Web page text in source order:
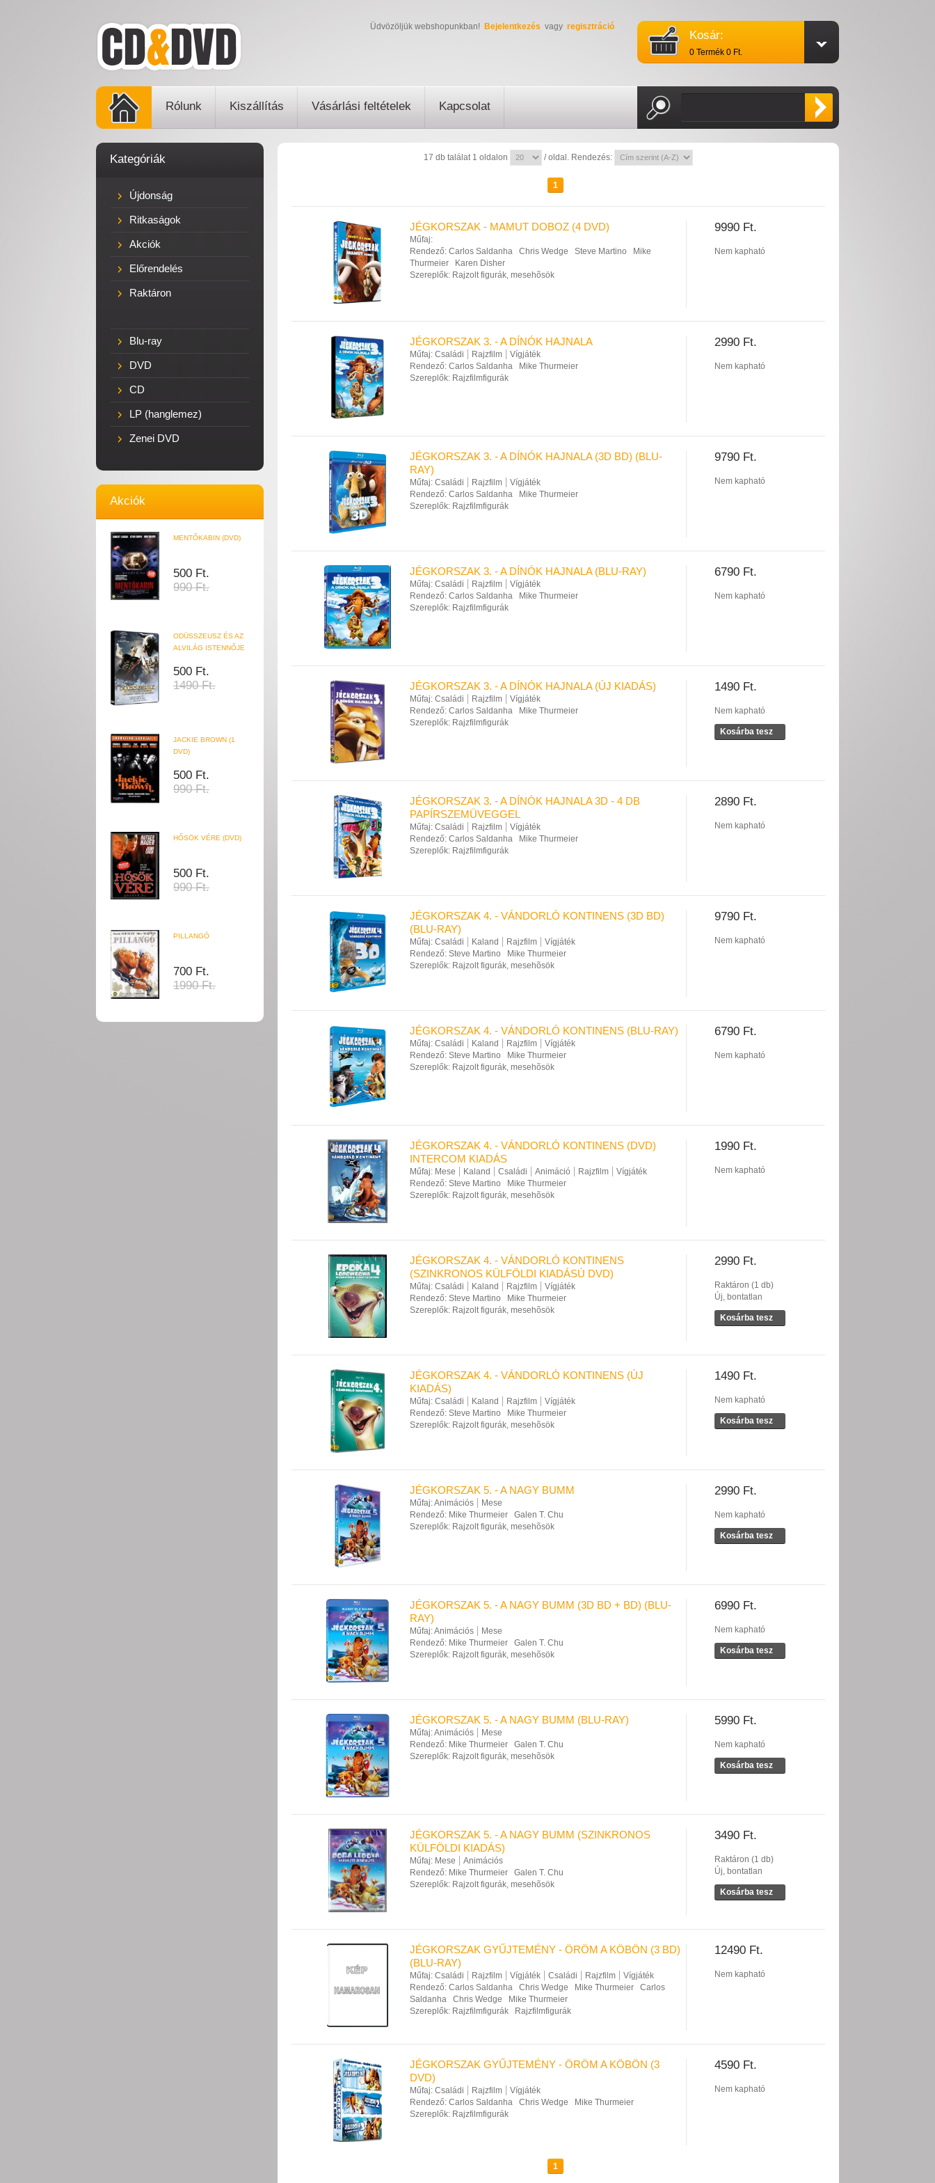
Kosár:
0 Termék 0 Ft.
Üdvözöljük webshopunkban! Bejelentkezés vagy regisztráció
Rólunk Kiszállítás Vásárlási feltételek Kapcsolat
Kategóriák
Újdonság
Ritkaságok
Akciók
Előrendelés
Raktáron
Blu-ray
DVD
CD
LP (hanglemez)
Zenei DVD
Akciók
MENTŐKABIN (DVD)
500 Ft.
990 Ft.
ODÜSSZEUSZ ÉS AZ
ALVILÁG ISTENNŐJE
500 Ft.
1490 Ft.
JACKIE BROWN (1
DVD)
500 Ft.
990 Ft.
HŐSÖK VÉRE (DVD)
500 Ft.
990 Ft.
PILLANGÓ
700 Ft.
1990 Ft.
17 db találat 1 oldalon / oldal. Rendezés:
1
9990 Ft.
Nem kapható
JÉGKORSZAK - MAMUT DOBOZ (4 DVD)
Műfaj:
Rendező: Carlos Saldanha Chris Wedge Steve Martino
Mike
Thurmeier
Karen Disher
Szereplők: Rajzolt figurák, mesehõsök
2990 Ft.
Nem kapható
JÉGKORSZAK 3. - A DÍNÓK HAJNALA
Műfaj: Családi Rajzfilm
Vígjáték
Rendező: Carlos Saldanha
Mike Thurmeier
Szereplők: Rajzfilmfigurák
9790 Ft.
Nem kapható
JÉGKORSZAK 3. - A DÍNÓK HAJNALA (3D BD) (BLU-
RAY)
Műfaj: Családi Rajzfilm
Vígjáték
Rendező: Carlos Saldanha
Mike Thurmeier
Szereplők: Rajzfilmfigurák
6790 Ft.
Nem kapható
JÉGKORSZAK 3. - A DÍNÓK HAJNALA (BLU-RAY)
Műfaj: Családi Rajzfilm
Vígjáték
Rendező: Carlos Saldanha
Mike Thurmeier
Szereplők: Rajzfilmfigurák
1490 Ft.
Nem kapható
Kosárba tesz
JÉGKORSZAK 3. - A DÍNÓK HAJNALA (ÚJ KIADÁS)
Műfaj: Családi Rajzfilm
Vígjáték
Rendező: Carlos Saldanha
Mike Thurmeier
Szereplők: Rajzfilmfigurák
2890 Ft.
Nem kapható
JÉGKORSZAK 3. - A DÍNÓK HAJNALA 3D - 4 DB
PAPÍRSZEMÜVEGGEL
Műfaj: Családi Rajzfilm
Vígjáték
Rendező: Carlos Saldanha
Mike Thurmeier
Szereplők: Rajzfilmfigurák
9790 Ft.
Nem kapható
JÉGKORSZAK 4. - VÁNDORLÓ KONTINENS (3D BD)
(BLU-RAY)
Műfaj: Családi Kaland Rajzfilm
Vígjáték
Rendező: Steve Martino
Mike Thurmeier
Szereplők: Rajzolt figurák, mesehõsök
6790 Ft.
Nem kapható
JÉGKORSZAK 4. - VÁNDORLÓ KONTINENS (BLU-RAY)
Műfaj: Családi Kaland Rajzfilm
Vígjáték
Rendező: Steve Martino
Mike Thurmeier
Szereplők: Rajzolt figurák, mesehõsök
1990 Ft.
Nem kapható
JÉGKORSZAK 4. - VÁNDORLÓ KONTINENS (DVD)
INTERCOM KIADÁS
Műfaj: Mese Kaland Családi Animáció Rajzfilm
Vígjáték
Rendező: Steve Martino
Mike Thurmeier
Szereplők: Rajzolt figurák, mesehõsök
2990 Ft.
Raktáron (1 db)
Új, bontatlan
Kosárba tesz
JÉGKORSZAK 4. - VÁNDORLÓ KONTINENS
(SZINKRONOS KÜLFÖLDI KIADÁSÚ DVD)
Műfaj: Családi Kaland Rajzfilm
Vígjáték
Rendező: Steve Martino
Mike Thurmeier
Szereplők: Rajzolt figurák, mesehõsök
1490 Ft.
Nem kapható
Kosárba tesz
JÉGKORSZAK 4. - VÁNDORLÓ KONTINENS (ÚJ
KIADÁS)
Műfaj: Családi Kaland Rajzfilm
Vígjáték
Rendező: Steve Martino
Mike Thurmeier
Szereplők: Rajzolt figurák, mesehõsök
2990 Ft.
Nem kapható
Kosárba tesz
JÉGKORSZAK 5. - A NAGY BUMM
Műfaj:Animációs
Mese
Rendező: Mike Thurmeier
Galen T. Chu
Szereplők: Rajzolt figurák, mesehõsök
6990 Ft.
Nem kapható
Kosárba tesz
JÉGKORSZAK 5. - A NAGY BUMM (3D BD + BD) (BLU-
RAY)
Műfaj:Animációs
Mese
Rendező: Mike Thurmeier
Galen T. Chu
Szereplők: Rajzolt figurák, mesehõsök
5990 Ft.
Nem kapható
Kosárba tesz
JÉGKORSZAK 5. - A NAGY BUMM (BLU-RAY)
Műfaj:Animációs
Mese
Rendező: Mike Thurmeier
Galen T. Chu
Szereplők: Rajzolt figurák, mesehõsök
3490 Ft.
Raktáron (1 db)
Új, bontatlan
Kosárba tesz
JÉGKORSZAK 5. - A NAGY BUMM (SZINKRONOS
KÜLFÖLDI KIADÁS)
Műfaj: Mese
Animációs
Rendező: Mike Thurmeier
Galen T. Chu
Szereplők: Rajzolt figurák, mesehõsök
12490 Ft.
Nem kapható
JÉGKORSZAK GYŰJTEMÉNY - ÖRÖM A KÖBÖN (3 BD)
(BLU-RAY)
Műfaj: Családi Rajzfilm Vígjáték Családi Rajzfilm
Vígjáték
Rendező: Carlos Saldanha Chris Wedge Mike Thurmeier
Carlos
Saldanha
Chris Wedge
Mike Thurmeier
Szereplők: Rajzfilmfigurák Rajzfilmfigurák
4590 Ft.
Nem kapható
JÉGKORSZAK GYŰJTEMÉNY - ÖRÖM A KÖBÖN (3
DVD)
Műfaj: Családi Rajzfilm
Vígjáték
Rendező: Carlos Saldanha Chris Wedge
Mike Thurmeier
Szereplők: Rajzfilmfigurák
1